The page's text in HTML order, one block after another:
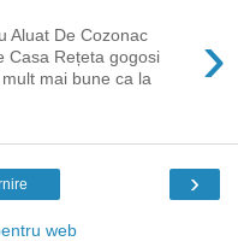
›
Aluat De Cozonac
Casa Rețeta gogosi
mai bune ca la
›
web